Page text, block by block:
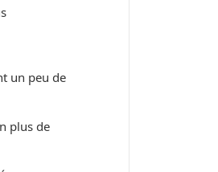
un peu de
plus de